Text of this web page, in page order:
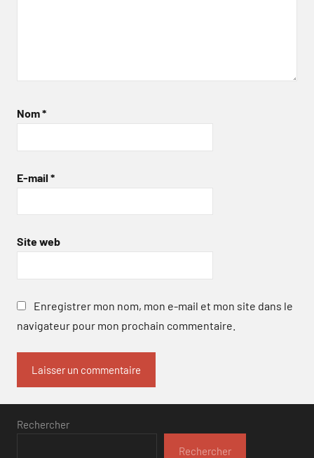
Nom*
E-mail *
Site web
Enregistrer mon nom, mon e-mail et mon site dans le
navigateur pour mon prochain commentaire.
Rechercher
Rechercher